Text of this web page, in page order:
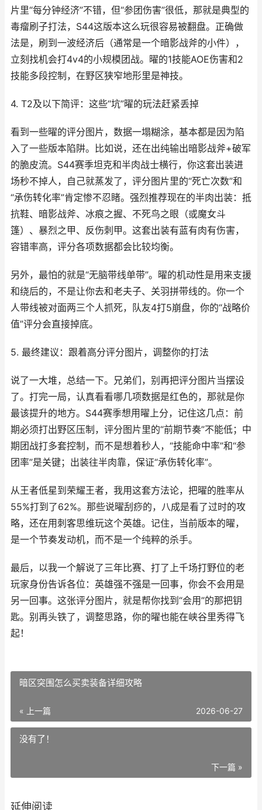
片里“每分钟经济”不错，但“参团伤害”很低，那就是典型的
毒瘤刷子打法，S44这版本这么玩很容易被翻盘。正确做
法是，刷到一波经济后（通常是一个暗影战斧的小件），
立刻找机会打4v4的小规模团战。曜的1技能AOE伤害和2
技能多段控制，在野区狭窄地形里是神技。
4. T2及以下简评：这些“坑”曜的玩法赶紧丢掉
看到一些曜的评分图片，数据一塌糊涂，基本都是因为陷
入了一些版本陷阱。比如说，还在出纯输出暗影战斧+破军
的脆皮流。S44赛季坦克和半肉战士横行，你这套出装进
场秒不掉人，自己就蒸发了，评分图片里的“死亡次数”和
“承伤转化率”肯定惨不忍睹。强烈推荐现在的半肉出装：抵
抗鞋、暗影战斧、冰痕之握、不死鸟之眼（或魔女斗
篷）、暴烈之甲、反伤刺甲。这套出装有蓝有肉有伤害，
容错率高，评分各项数据都会比较均衡。
另外，最怕的就是“无脑带线单带”。曜的机动性是用来支援
和绕后的，不是让你去和老夫子、关羽拼带线的。你一个
人带线被对面两三个人抓死，队友4打5崩盘，你的“战略价
值”评分会直接掉底。
5. 最终建议：跟着高分评分图片，调整你的打法
说了一大堆，总结一下。兄弟们，别再把评分图片当摆设
了。打完一局，认真看看哪几项数据是红色的，那就是你
最该提升的地方。S44赛季想用曜上分，记住这几点：前
期必须打出野区压制，评分图片里的“前期节奏”不能低；中
期团战打多套控制，而不是想着秒人，“技能命中率”和“参
团率”是关键；出装往半肉靠，保证“承伤转化率”。
从王者低星到荣耀王者，我用这套方法论，把曜的胜率从
55%打到了62%。那些说曜刮痧的，八成是看了过时的攻
略，还在用刺客思维玩这个英雄。记住，当前版本的曜，
是一个节奏发动机，而不是一个纯粹的杀手。
最后，以我一个解说了三年比赛、打了上千场打野位的老
玩家身份告诉各位：英雄强不强是一回事，你会不会用是
另一回事。这张评分图片，就是帮你找到“会用”的那把钥
匙。别再头铁了，调整思路，你的曜也能在峡谷里秀得飞
起！
暗区突围怎么买卖装备详细攻略
« 上一篇 2026-06-27
没有了！
下一篇 »
延伸阅读